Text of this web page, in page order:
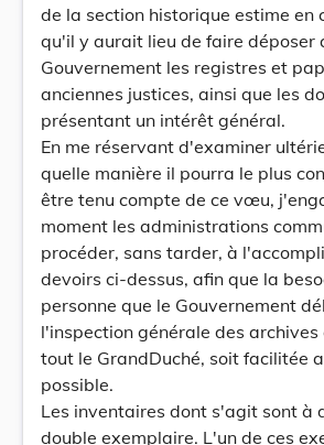
de la section historique estime en
qu'il y aurait lieu de faire déposer
Gouvernement les registres et
anciennes justices, ainsi que les
présentant un intérêt général.
En me réservant d'examiner
quelle manière il pourra le plus
être tenu compte de ce vœu,
moment les administrations
procéder, sans tarder, à
devoirs ci-dessus, afin que la
personne que le Gouvernement
l'inspection générale des archives
tout le GrandDuché, soit facilitée
possible.
Les inventaires dont s'agit sont à
double exemplaire. L'un de ces